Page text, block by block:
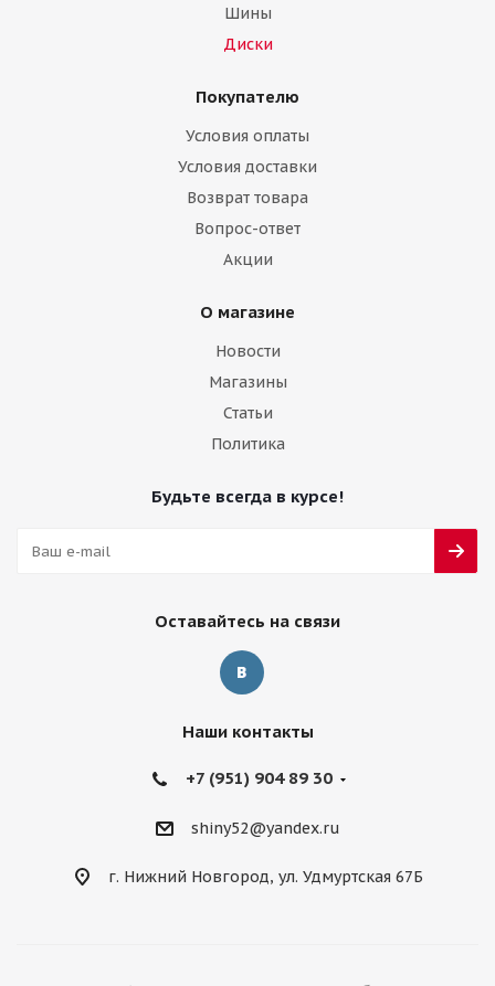
Шины
Диски
Покупателю
Условия оплаты
Условия доставки
Возврат товара
Вопрос-ответ
Акции
О магазине
Новости
Магазины
Статьи
Политика
Будьте всегда в курсе!
Оставайтесь на связи
Наши контакты
+7 (951) 904 89 30
shiny52@yandex.ru
г. Нижний Новгород, ул. Удмуртская 67Б